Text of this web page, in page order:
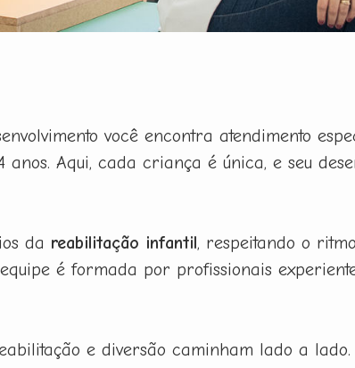
você encontra atendimento
Aqui, cada criança é única, e seu
da reabilitação infantil, respeitando o
é formada por profissionais
e diversão caminham lado a